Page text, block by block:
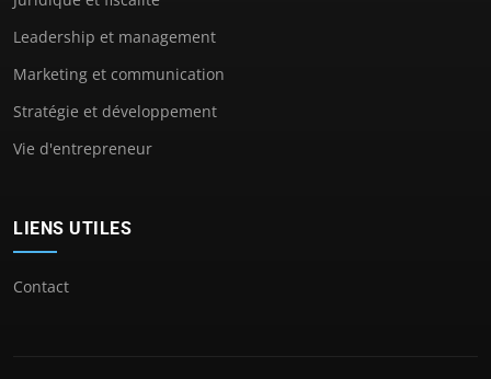
Leadership et management
Marketing et communication
Stratégie et développement
Vie d'entrepreneur
LIENS UTILES
Contact